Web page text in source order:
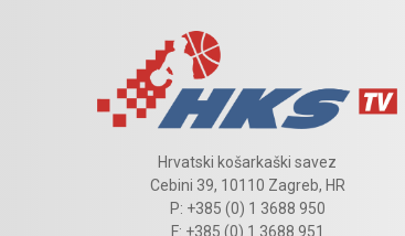
Hrvatski košarkaški savez
Cebini 39, 10110 Zagreb, HR
P: +385 (0) 1 3688 950
F: +385 (0) 1 3688 951